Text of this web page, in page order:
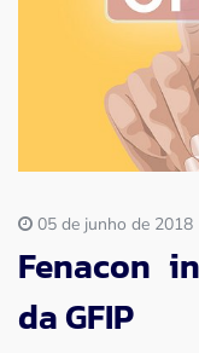
Imprensa
Contato
05 de junho de 2018
Fenacon
da GFIP